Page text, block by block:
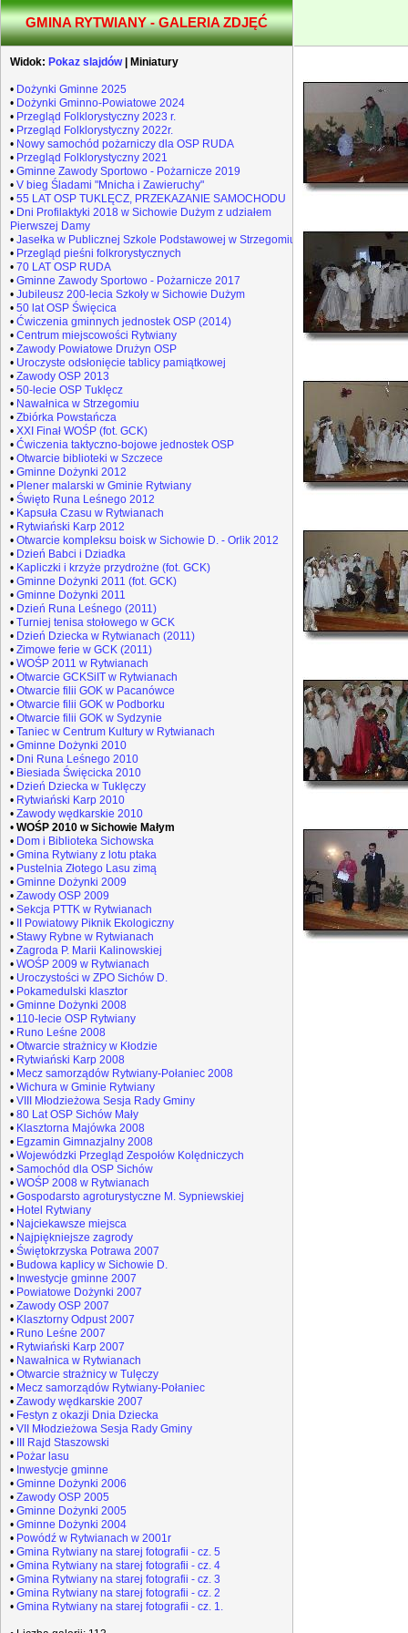
GMINA RYTWIANY - GALERIA ZDJĘĆ
Widok: Pokaz slajdów| Miniatury
• Dożynki Gminne 2025
• Dożynki Gminno-Powiatowe 2024
• Przegląd Folklorystyczny 2023 r.
• Przegląd Folklorystyczny 2022r.
• Nowy samochód pożarniczy dla OSP RUDA
• Przegląd Folklorystyczny 2021
• Gminne Zawody Sportowo - Pożarnicze 2019
• V bieg Śladami "Mnicha i Zawieruchy"
• 55 LAT OSP TUKLĘCZ, PRZEKAZANIE SAMOCHODU
• Dni Profilaktyki 2018 w Sichowie Dużym z udziałem
Pierwszej Damy
• Jasełka w Publicznej Szkole Podstawowej w Strzegomiu
• Przegląd pieśni folkrorystycznych
• 70 LAT OSP RUDA
• Gminne Zawody Sportowo - Pożarnicze 2017
• Jubileusz 200-lecia Szkoły w Sichowie Dużym
• 50 lat OSP Święcica
• Ćwiczenia gminnych jednostek OSP (2014)
• Centrum miejscowości Rytwiany
• Zawody Powiatowe Drużyn OSP
• Uroczyste odsłonięcie tablicy pamiątkowej
• Zawody OSP 2013
• 50-lecie OSP Tuklęcz
• Nawałnica w Strzegomiu
• Zbiórka Powstańcza
• XXI Finał WOŚP (fot. GCK)
• Ćwiczenia taktyczno-bojowe jednostek OSP
• Otwarcie biblioteki w Szczece
• Gminne Dożynki 2012
• Plener malarski w Gminie Rytwiany
• Święto Runa Leśnego 2012
• Kapsuła Czasu w Rytwianach
• Rytwiański Karp 2012
• Otwarcie kompleksu boisk w Sichowie D. - Orlik 2012
• Dzień Babci i Dziadka
• Kapliczki i krzyże przydrożne (fot. GCK)
• Gminne Dożynki 2011 (fot. GCK)
• Gminne Dożynki 2011
• Dzień Runa Leśnego (2011)
• Turniej tenisa stołowego w GCK
• Dzień Dziecka w Rytwianach (2011)
• Zimowe ferie w GCK (2011)
• WOŚP 2011 w Rytwianach
• Otwarcie GCKSiIT w Rytwianach
• Otwarcie filii GOK w Pacanówce
• Otwarcie filii GOK w Podborku
• Otwarcie filii GOK w Sydzynie
• Taniec w Centrum Kultury w Rytwianach
• Gminne Dożynki 2010
• Dni Runa Leśnego 2010
• Biesiada Święcicka 2010
• Dzień Dziecka w Tuklęczy
• Rytwiański Karp 2010
• Zawody wędkarskie 2010
• WOŚP 2010 w Sichowie Małym
• Dom i Biblioteka Sichowska
• Gmina Rytwiany z lotu ptaka
• Pustelnia Złotego Lasu zimą
• Gminne Dożynki 2009
• Zawody OSP 2009
• Sekcja PTTK w Rytwianach
•
II Powiatowy Piknik Ekologiczny
• Stawy Rybne w Rytwianach
• Zagroda P. Marii Kalinowskiej
• WOŚP 2009 w Rytwianach
• Uroczystości w ZPO Sichów D.
• Pokamedulski klasztor
• Gminne Dożynki 2008
• 110-lecie OSP Rytwiany
• Runo Leśne 2008
• Otwarcie strażnicy w Kłodzie
• Rytwiański Karp 2008
• Mecz samorządów Rytwiany-Połaniec 2008
• Wichura w Gminie Rytwiany
• VIII Młodzieżowa Sesja Rady Gminy
• 80 Lat OSP Sichów Mały
• Klasztorna Majówka 2008
• Egzamin Gimnazjalny 2008
• Wojewódzki Przegląd Zespołów Kolędniczych
• Samochód dla OSP Sichów
• WOŚP 2008 w Rytwianach
• Gospodarsto agroturystyczne M. Sypniewskiej
• Hotel Rytwiany
• Najciekawsze miejsca
• Najpiękniejsze zagrody
• Świętokrzyska Potrawa 2007
• Budowa kaplicy w Sichowie D.
• Inwestycje gminne 2007
• Powiatowe Dożynki 2007
• Zawody OSP 2007
• Klasztorny Odpust 2007
• Runo Leśne 2007
• Rytwiański Karp 2007
• Nawałnica w Rytwianach
• Otwarcie strażnicy w Tulęczy
• Mecz samorządów Rytwiany-Połaniec
• Zawody wędkarskie 2007
• Festyn z okazji Dnia Dziecka
• VII Młodzieżowa Sesja Rady Gminy
•
III Rajd Staszowski
• Pożar lasu
• Inwestycje gminne
• Gminne Dożynki 2006
• Zawody OSP 2005
• Gminne Dożynki 2005
• Gminne Dożynki 2004
• Powódź w Rytwianach w 2001r
• Gmina Rytwiany na starej fotografii - cz. 5
• Gmina Rytwiany na starej fotografii - cz. 4
• Gmina Rytwiany na starej fotografii - cz. 3
• Gmina Rytwiany na starej fotografii - cz. 2
• Gmina Rytwiany na starej fotografii - cz. 1.